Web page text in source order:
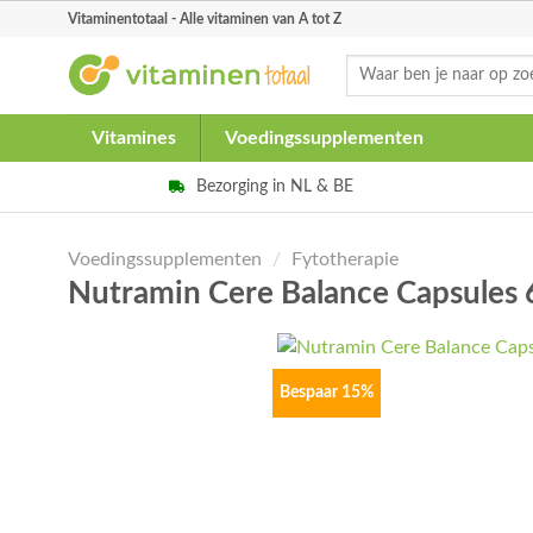
Vitaminentotaal - Alle vitaminen van A tot Z
Zoeken
Vitamines Voedingssupplementen
Bezorging in NL & BE
Voedingssupplementen / Fytotherapie
Nutramin Cere Balance Capsules
Bespaar 15%